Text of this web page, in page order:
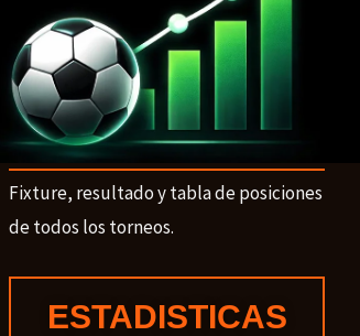
Fixture, resultado y tabla de posiciones
de todos los torneos.
ESTADISTICAS